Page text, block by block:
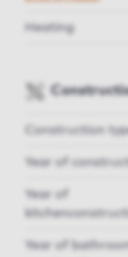
Heating
Construction
Year of
Year of
Year of